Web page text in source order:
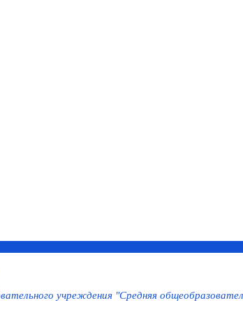
учреждения "Средняя